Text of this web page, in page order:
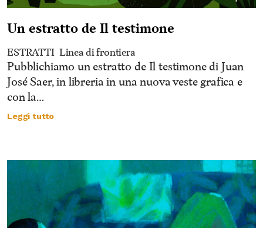
Un estratto de Il testimone
ESTRATTI Linea di frontiera
Pubblichiamo un estratto de Il testimone di Juan
José Saer, in libreria in una nuova veste grafica e
con la…
Leggi tutto